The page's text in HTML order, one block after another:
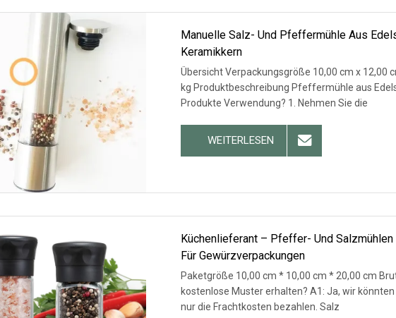
Manuelle Salz- Und Pfeffermühle Aus
Keramikkern
Übersicht Verpackungsgröße 10,00 cm x 12,00
kg Produktbeschreibung Pfeffermühle aus
Produkte Verwendung? 1. Nehmen Sie die
WEITERLESEN
Küchenlieferant – Pfeffer- Und
Für Gewürzverpackungen
Paketgröße 10,00 cm * 10,00 cm * 20,00 cm
kostenlose Muster erhalten? A1: Ja, wir
nur die Frachtkosten bezahlen. Salz